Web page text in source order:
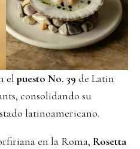
elpuesto No. 39 de Latin
consolidando su
latinoamericano.
en la Roma, Rosetta